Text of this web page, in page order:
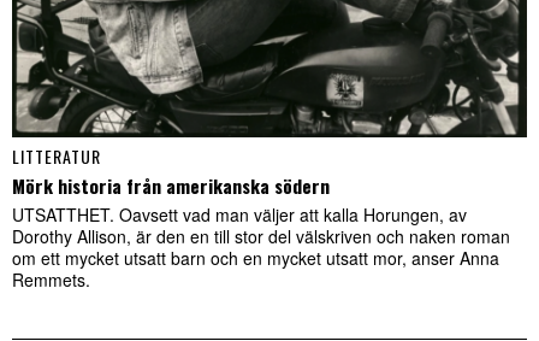
LITTERATUR
Mörk historia från amerikanska södern
UTSATTHET. Oavsett vad man väljer att kalla Horungen, av
Dorothy Allison, är den en till stor del välskriven och naken roman
om ett mycket utsatt barn och en mycket utsatt mor, anser Anna
Remmets.